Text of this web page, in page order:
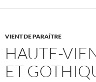
VIENT DE PARAÎTRE
HAUTE-
ET